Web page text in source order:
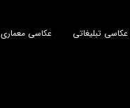
عکاسی تبلیغاتی عکاسی معماری